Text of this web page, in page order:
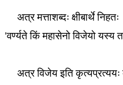
अत्र मत्ताशब्दः क्षीबार्थे निहतः
'वर्ण्यते किं महासेनो विजेयो यस्य
अत्र विजेय इति कृत्यप्रत्ययः